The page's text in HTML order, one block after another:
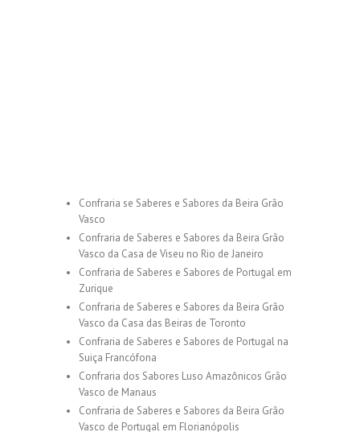
Confraria se Saberes e Sabores da Beira Grão
Vasco
Confraria de Saberes e Sabores da Beira Grão
Vasco da Casa de Viseu no Rio de Janeiro
Confraria de Saberes e Sabores de Portugal em
Zurique
Confraria de Saberes e Sabores da Beira Grão
Vasco da Casa das Beiras de Toronto
Confraria de Saberes e Sabores de Portugal na
Suiça Francófona
Confraria dos Sabores Luso Amazônicos Grão
Vasco de Manaus
Confraria de Saberes e Sabores da Beira Grão
Vasco de Portugal em Florianópolis